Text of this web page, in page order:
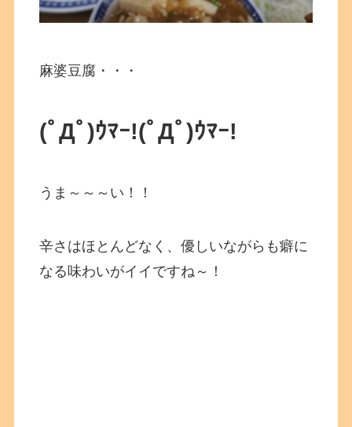
麻婆豆腐・・・
(ﾟДﾟ)ｳﾏｰ!(ﾟДﾟ)ｳﾏｰ!
うま～～～い！！
辛さはほとんどなく、優しいながらも癖に
なる味わいがイイですね～！